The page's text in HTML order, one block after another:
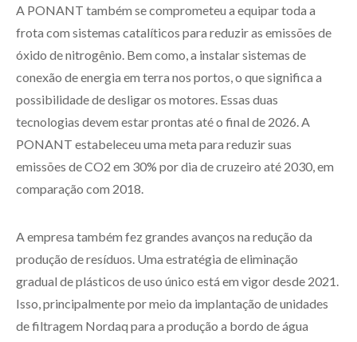
A PONANT também se comprometeu a equipar toda a
frota com sistemas catalíticos para reduzir as emissões de
óxido de nitrogênio. Bem como, a instalar sistemas de
conexão de energia em terra nos portos, o que significa a
possibilidade de desligar os motores. Essas duas
tecnologias devem estar prontas até o final de 2026. A
PONANT estabeleceu uma meta para reduzir suas
emissões de CO2 em 30% por dia de cruzeiro até 2030, em
comparação com 2018.
A empresa também fez grandes avanços na redução da
produção de resíduos. Uma estratégia de eliminação
gradual de plásticos de uso único está em vigor desde 2021.
Isso, principalmente por meio da implantação de unidades
de filtragem Nordaq para a produção a bordo de água